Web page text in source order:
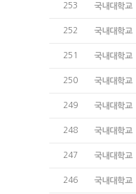
253 국내대학교
252 국내대학교
251 국내대학교
250 국내대학교
249 국내대학교
248 국내대학교
247 국내대학교
246 국내대학교